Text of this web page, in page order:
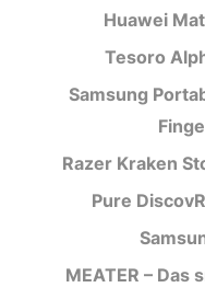
Huawei
Tesoro
Samsung
Razer Kraken
Pure
MEATER –